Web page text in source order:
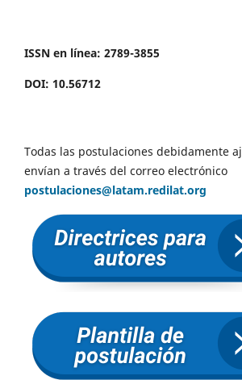
ISSN en línea: 2789-3855
DOI: 10.56712
Todas las postulaciones debidamente
envían a través del correo electrónico
postulaciones@latam.redilat.org